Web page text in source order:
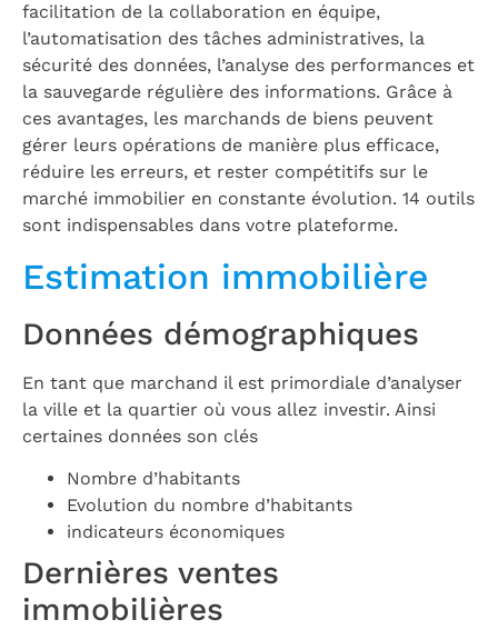
facilitation de la collaboration en équipe,
l’automatisation des tâches administratives, la
sécurité des données, l’analyse des performances et
la sauvegarde régulière des informations. Grâce à
ces avantages, les marchands de biens peuvent
gérer leurs opérations de manière plus efficace,
réduire les erreurs, et rester compétitifs sur le
marché immobilier en constante évolution. 14 outils
sont indispensables dans votre plateforme.
Estimation immobilière
Données démographiques
En tant que marchand il est primordiale d’analyser
la ville et la quartier où vous allez investir. Ainsi
certaines données son clés
Nombre d’habitants
Evolution du nombre d’habitants
indicateurs économiques
Dernières ventes
immobilières